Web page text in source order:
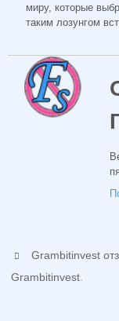
миру, которые
таким лозунгом
Grambitinvest
Grambitinvest.